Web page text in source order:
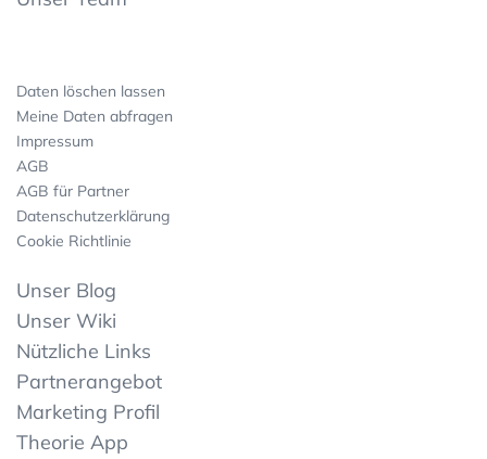
Daten löschen lassen
Meine Daten abfragen
Impressum
AGB
AGB für Partner
Datenschutzerklärung
Cookie Richtlinie
Unser Blog
Unser Wiki
Nützliche Links
Partnerangebot
Marketing Profil
Theorie App